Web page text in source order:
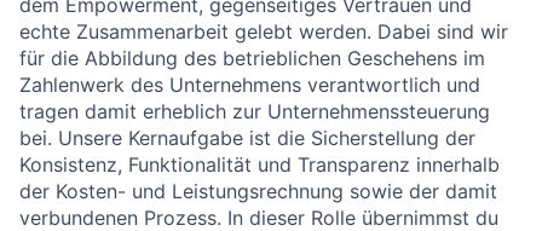
dem Empowerment, gegenseitiges Vertrauen und
echte Zusammenarbeit gelebt werden. Dabei sind wir
für die Abbildung des betrieblichen Geschehens im
Zahlenwerk des Unternehmens verantwortlich und
tragen damit erheblich zur Unternehmenssteuerung
bei. Unsere Kernaufgabe ist die Sicherstellung der
Konsistenz, Funktionalität und Transparenz innerhalb
der Kosten- und Leistungsrechnung sowie der damit
verbundenen Prozess. In dieser Rolle übernimmst du